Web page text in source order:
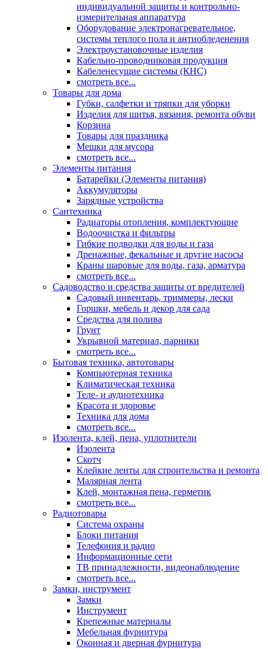
индивидуальной защиты и контрольно-
измерительная аппаратура
Оборудование электронагревательное,
системы теплого пола и антиобледенения
Электроустановочные изделия
Кабельно-проводниковая продукция
Кабеленесущие системы (КНС)
смотреть все...
Товары для дома
Губки, салфетки и тряпки для уборки
Изделия для шитья, вязания, ремонта обуви
Корзина
Товары для праздника
Мешки для мусора
смотреть все...
Элементы питания
Батарейки (Элементы питания)
Аккумуляторы
Зарядные устройства
Сантехника
Радиаторы отопления, комплектующие
Водоочистка и фильтры
Гибкие подводки для воды и газа
Дренажные, фекальные и другие насосы
Краны шаровые для воды, газа, арматура
смотреть все...
Садоводство и средства защиты от вредителей
Садовый инвентарь, триммеры, лески
Горшки, мебель и декор для сада
Средства для полива
Грунт
Укрывной материал, парники
смотреть все...
Бытовая техника, автотовары
Компьютерная техника
Климатическая техника
Теле- и аудиотехника
Красота и здоровье
Техника для дома
смотреть все...
Изолента, клей, пена, уплотнители
Изолента
Скотч
Клейкие ленты для строительства и ремонта
Малярная лента
Клей, монтажная пена, герметик
смотреть все...
Радиотовары
Система охраны
Блоки питания
Телефония и радио
Информационные сети
ТВ принадлежности, видеонаблюдение
смотреть все...
Замки, инструмент
Замки
Инструмент
Крепежные материалы
Мебельная фурнитура
Оконная и дверная фурнитура